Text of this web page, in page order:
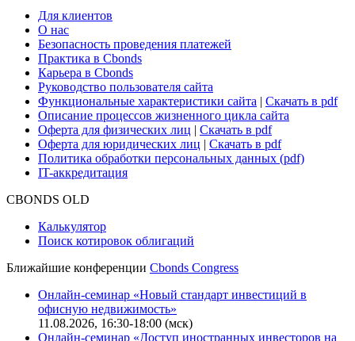
Глоссарий
Поддержка
Для клиентов
О нас
Безопасность проведения платежей
Практика в Cbonds
Карьера в Cbonds
Руководство пользователя сайта
Функциональные характеристики сайта|Скачать в pdf
Описание процессов жизненного цикла сайта
Оферта для физических лиц
Оферта для юридических лиц
IT-аккредитация
Поиск котировок облигаций
Ближайшие конференцииCbonds Congress